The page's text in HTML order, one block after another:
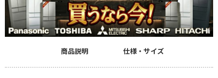
商品説明 仕様・サイズ